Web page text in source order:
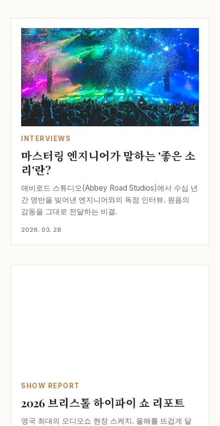
INTERVIEWS
마스터링 엔지니어가 말하는 '좋은 소
리'란?
애비로드 스튜디오(Abbey Road Studios)에서 수십 년
간 명반을 빚어낸 엔지니어와의 독점 인터뷰. 원음의
감동을 그대로 전달하는 비결.
2026. 03. 28
SHOW REPORT
2026 브리스톨 하이파이 쇼 리포트
영국 최대의 오디오쇼 현장 스케치. 올해를 뜨겁게 달